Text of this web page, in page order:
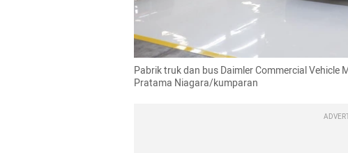
Pabrik truk dan bus Daimler Commercial
Pratama Niagara/kumparan